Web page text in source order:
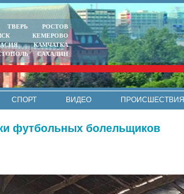
ТВЕРЬ
РОСТОВ
КЕМЕРОВО
КАМЧАТКА
САХАЛИН
СПОРТ ВИДЕО ПРОИСШЕСТВИЯ
футбольных болельщиков